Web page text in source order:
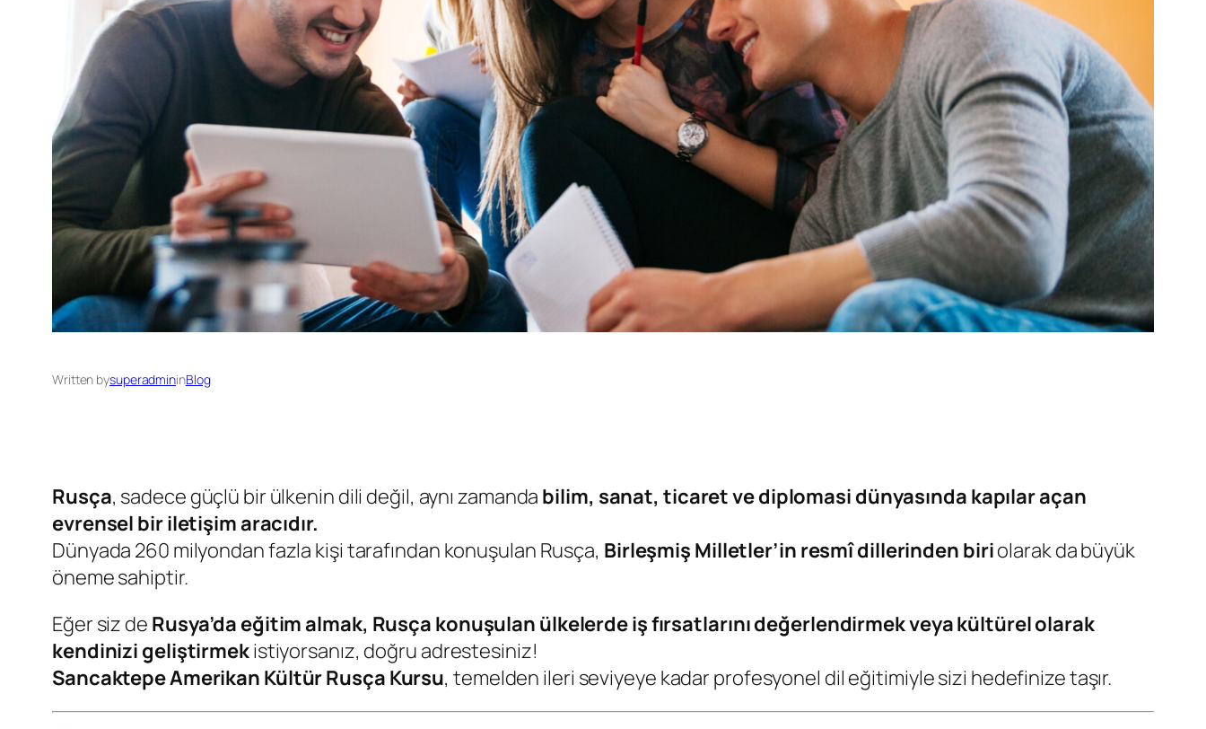
Written bysuperadmininBlog
Rusça, sadece güçlü bir ülkenin dili değil, aynı zamanda bilim, sanat, ticaret ve diplomasi dünyasında kapılar açan
evrensel bir iletişim aracıdır.
Dünyada 260 milyondan fazla kişi tarafından konuşulan Rusça, Birleşmiş Milletler’in resmî dillerinden biriolarak da büyük
öneme sahiptir.
Eğer siz de Rusya’da eğitim almak, Rusça konuşulan ülkelerde iş fırsatlarını değerlendirmek veya kültürel olarak
kendinizi geliştirmekistiyorsanız, doğru adrestesiniz!
Sancaktepe Amerikan Kültür Rusça Kursu, temelden ileri seviyeye kadar profesyonel dil eğitimiyle sizi hedefinize taşır.